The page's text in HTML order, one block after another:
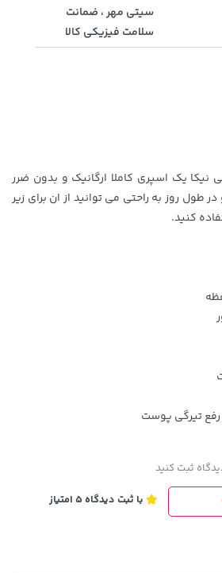
خرید
2,679,000 تومان
خرید
خرید 1,109,000 تومان
سیتی مهر ، ضمانت
سلامت فیزیکی کالا
نیکا یک اسپری کاملا ارگانیک و بدون ضرر
طول روز به راحتی می توانید از ان برای زیر
کنید.
تیرگی پوست
ثبت کنید
با ثبت دیدگاه 5 امتیاز